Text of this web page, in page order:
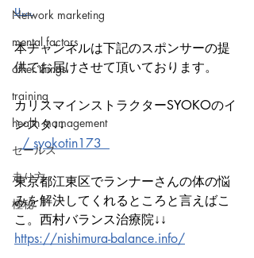
Network marketing
mental factors
other things
training
health mamagement
セールス
走り方
極秘
u...
本チャンネルは下記のスポンサーの提
供でお届けさせて頂いております。
カリスマインストラクターSYOKOのイ
ンスタ↓↓
/ syokotin173
東京都江東区でランナーさんの体の悩
みを解決してくれるところと言えばこ
こ。西村バランス治療院↓↓
https://nishimura-balance.info/